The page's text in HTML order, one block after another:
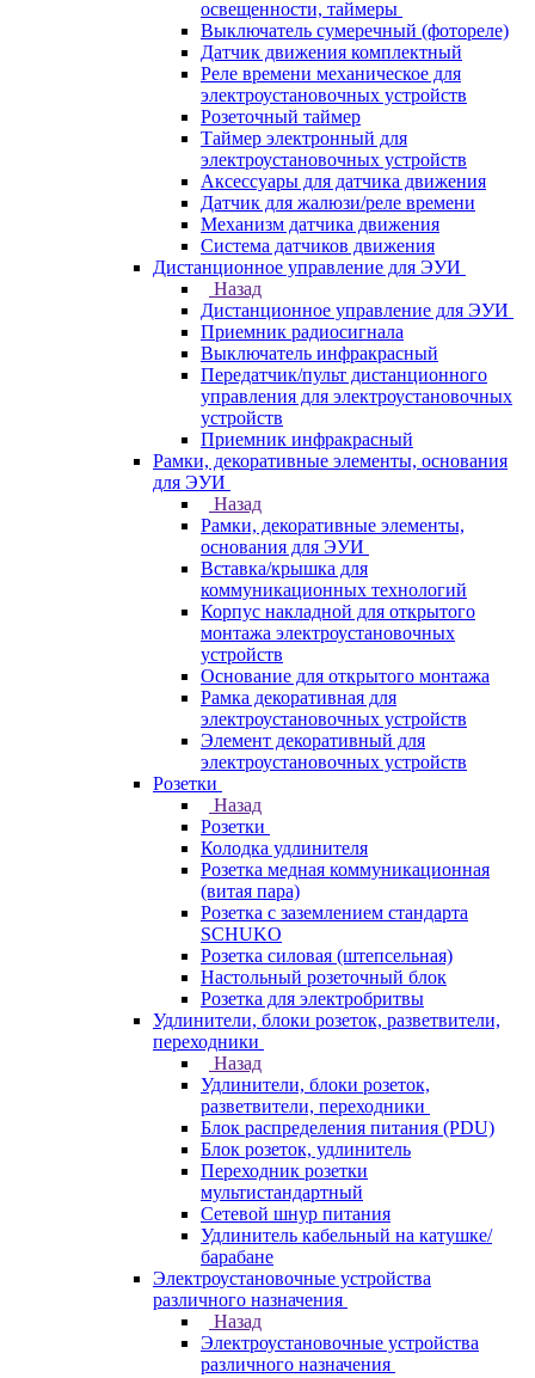
освещенности, таймеры
Выключатель сумеречный (фотореле)
Датчик движения комплектный
Реле времени механическое для
электроустановочных устройств
Розеточный таймер
Таймер электронный для
электроустановочных устройств
Аксессуары для датчика движения
Датчик для жалюзи/реле времени
Механизм датчика движения
Система датчиков движения
Дистанционное управление для ЭУИ
Назад
Дистанционное управление для ЭУИ
Приемник радиосигнала
Выключатель инфракрасный
Передатчик/пульт дистанционного
управления для электроустановочных
устройств
Приемник инфракрасный
Рамки, декоративные элементы, основания
для ЭУИ
Назад
Рамки, декоративные элементы,
основания для ЭУИ
Вставка/крышка для
коммуникационных технологий
Корпус накладной для открытого
монтажа электроустановочных
устройств
Основание для открытого монтажа
Рамка декоративная для
электроустановочных устройств
Элемент декоративный для
электроустановочных устройств
Розетки
Назад
Розетки
Колодка удлинителя
Розетка медная коммуникационная
(витая пара)
Розетка с заземлением стандарта
SCHUKO
Розетка силовая (штепсельная)
Настольный розеточный блок
Розетка для электробритвы
Удлинители, блоки розеток, разветвители,
переходники
Назад
Удлинители, блоки розеток,
разветвители, переходники
Блок распределения питания (PDU)
Блок розеток, удлинитель
Переходник розетки
мультистандартный
Сетевой шнур питания
Удлинитель кабельный на катушке/
барабане
Электроустановочные устройства
различного назначения
Назад
Электроустановочные устройства
различного назначения